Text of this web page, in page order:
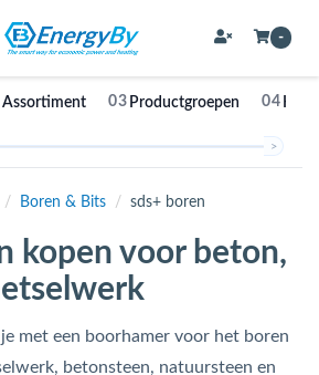
/ schroeven)
-
Assortiment 03 Productgroepen 04
>
/ Boren & Bits / sds+ boren
kopen voor beton,
met een boorhamer voor het boren
betonsteen, natuursteen en